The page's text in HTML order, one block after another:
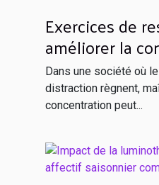
Exercices de
améliorer la
réduire
Dans une société où
distraction règnent,
concentration peut...